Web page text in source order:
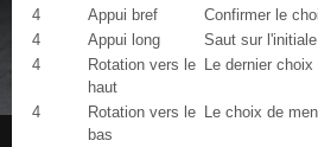
4
Appui bref
Confirmer le
4
Appui long
Saut sur
4
Rotation vers le
haut
Le dernier
4
Rotation vers le
bas
Le choix de